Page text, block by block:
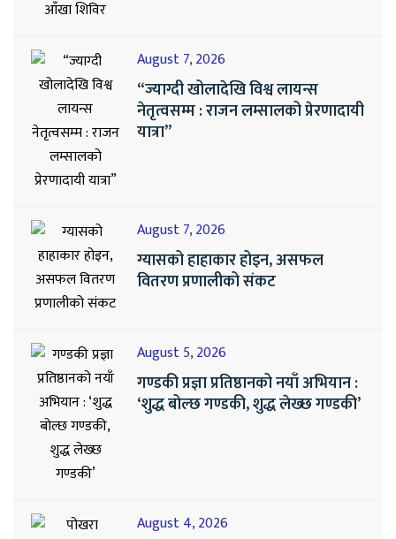
August 7, 2026
“ज्याग्दी खोलादेखि विश्व लायन्स
नेतृत्वसम्म : राजन लम्सालको प्रेरणादायी
यात्रा”
August 7, 2026
ग्यासको हाहाकार होइन, असफल
वितरण प्रणालीको संकट
August 5, 2026
गण्डकी प्रज्ञा प्रतिष्ठानको नयाँ अभियान :
‘शुद्ध बोल्छ गण्डकी, शुद्ध लेख्छ गण्डकी’
August 4, 2026